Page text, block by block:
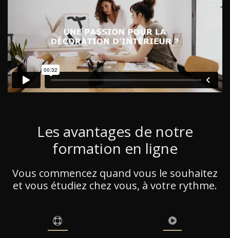
Les avantages de notre
formation en ligne
Vous commencez quand vous le souhaitez
et vous étudiez chez vous, à votre rythme.